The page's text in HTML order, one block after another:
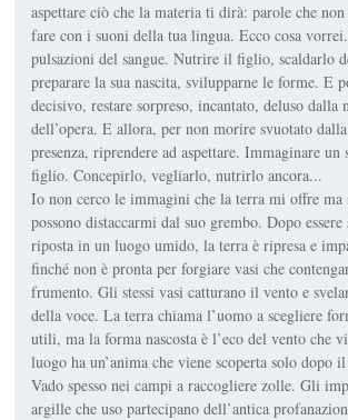
aspettare ciò che la materia ti dirà: parole che
fare con i suoni della tua lingua. Ecco cosa
pulsazioni del sangue. Nutrire il figlio, scaldarlo
preparare la sua nascita, svilupparne le forme. E
decisivo, restare sorpreso, incantato, deluso dalla
dell’opera. E allora, per non morire svuotato
presenza, riprendere ad aspettare. Immaginare un
figlio. Concepirlo, vegliarlo, nutrirlo ancora...
Io non cerco le immagini che la terra mi offre ma
possono distaccarmi dal suo grembo. Dopo essere
riposta in un luogo umido, la terra è ripresa e
finché non è pronta per forgiare vasi che
frumento. Gli stessi vasi catturano il vento e
della voce. La terra chiama l’uomo a scegliere
utili, ma la forma nascosta è l’eco del vento che
luogo ha un’anima che viene scoperta solo dopo
Vado spesso nei campi a raccogliere zolle. Gli
argille che uso partecipano dell’antica